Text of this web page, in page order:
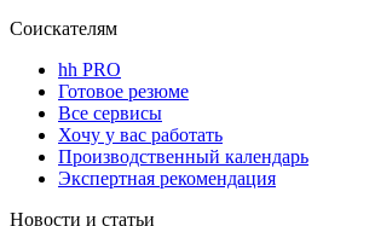
Соискателям
hh PRO
Готовое резюме
Все сервисы
Хочу у вас работать
Производственный календарь
Экспертная рекомендация
Новости и статьи